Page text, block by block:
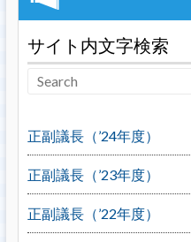
サイト内文字検索
正副議長（’24年度）
正副議長（’23年度）
正副議長（’22年度）